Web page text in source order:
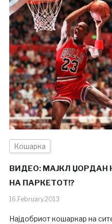
Кошарка
ВИДЕО: МАЈКЛ ЏОРДАН
НА ПАРКЕТОТ!?
16.February.2013
Најдобриот кошаркар на